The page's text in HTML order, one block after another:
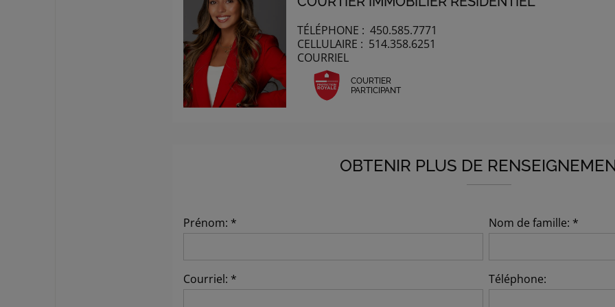
TÉLÉPHONE :450.585.7771
CELLULAIRE : 514.358.6251
COURRIEL
COURTIER
PARTICIPANT
OBTENIR PLUS DE
Prénom: * Nom de famille: *
Courriel: * Téléphone: